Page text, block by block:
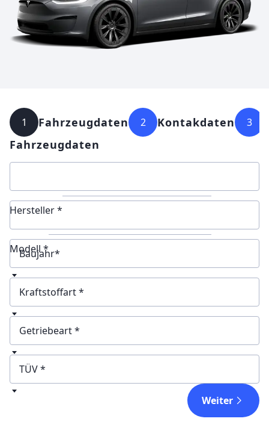
1 Fahrzeugdaten 2 Kontakdaten 3
Fahrzeugdaten
Hersteller *
Modell *
Baujahr
Kraftstoffart
Getriebeart
Weiter